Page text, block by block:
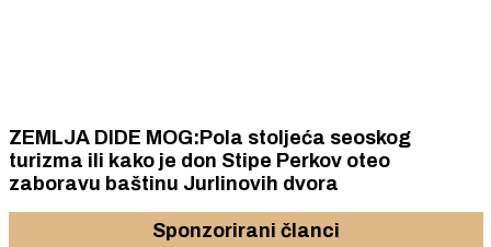
ZEMLJA DIDE MOG:Pola stoljeća seoskog
turizma ili kako je don Stipe Perkov oteo
zaboravu baštinu Jurlinovih dvora
Sponzorirani članci